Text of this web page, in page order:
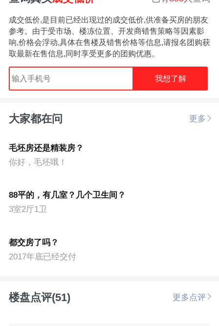
成交低价,是目前已经出现过的成交低价,供准备买房的朋友
参考。由于受市场、楼冻位置、开发商错售策略等因素影
响,价格会浮动,具体在售楼及错售价格等信息,请报名团购获
取最新在售信息,同时享受更多的团购优惠。
我想了解
大家都在问 更多
毛坯房还是精装房？
你好，毛坯哦！
88平的，有几室？几个卫生间？
3室2厅1卫
都交房了吗？
2017年底已经交付
楼盘点评(51) 更多点评